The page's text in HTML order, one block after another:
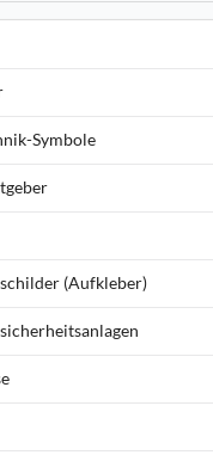
Symbole
(Aufkleber)